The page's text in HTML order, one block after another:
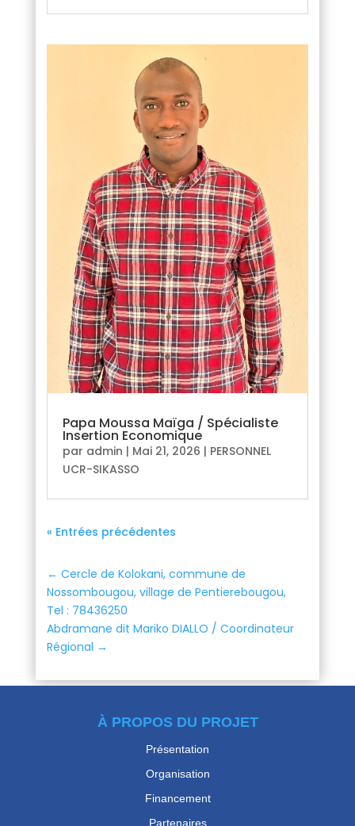
Papa Moussa Maïga / Spécialiste
Insertion Economique
par admin | Mai 21, 2026 | PERSONNEL
UCR-SIKASSO
« Entrées précédentes
← Cercle de Kolokani, commune de
Nossombougou, village de Pentierebougou,
Tel : 78436250
Abdramane dit Mariko DIALLO / Coordinateur
Régional →
À PROPOS DU PROJET
Présentation
Organisation
Financement
Partenaires